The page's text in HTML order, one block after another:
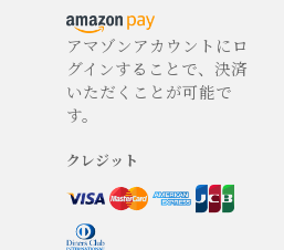
アマゾンアカウントにロ
グインすることで、決済
いただくことが可能で
す。
クレジット